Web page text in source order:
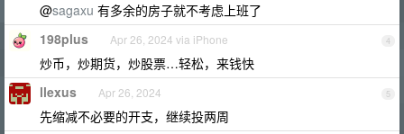
@sagaxu 有多余的房子就不考虑上班了
4
198plus Apr 26, 2024 via iPhone
炒币，炒期货，炒股票…轻松，来钱快
5
llexus Apr 26, 2024
先缩减不必要的开支，继续投两周